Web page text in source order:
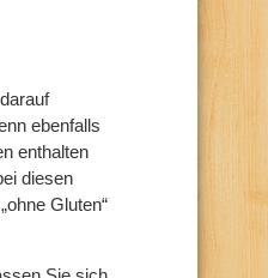
ebenfalls
enthalten
diesen
Gluten“